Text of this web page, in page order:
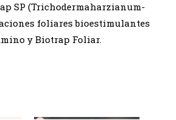
SP (Trichodermaharzianum-
foliares bioestimulantes
y Biotrap Foliar.